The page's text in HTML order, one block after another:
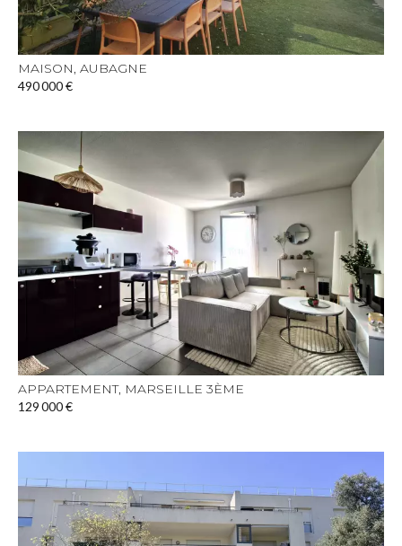
MAISON, AUBAGNE
490 000 €
APPARTEMENT, MARSEILLE 3ÈME
129 000 €